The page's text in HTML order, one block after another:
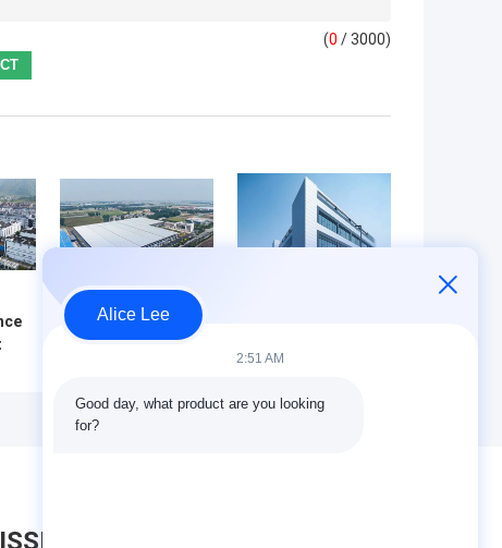
(0 / 3000)
Entrepôt de
structure d'acier
avec des
structure en acier
enroulable et
UN MESSAGE
Alice Lee
2:51 AM
Good day, what product are you looking
for?